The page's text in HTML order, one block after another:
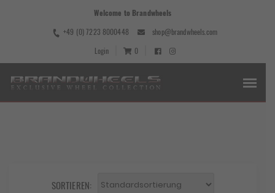
Welcome to Brandwheels
+49 (0) 7223 8000448
shop@brandwheels.com
Login
0
SORTIEREN: